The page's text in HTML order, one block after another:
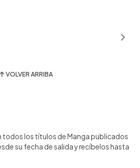
VOLVER ARRIBA
todos los títulos de Manga publicados
su fecha de salida y recíbelos hasta